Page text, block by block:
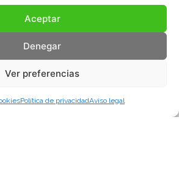
Aceptar
Denegar
Ver preferencias
Política de privacidadAviso legal